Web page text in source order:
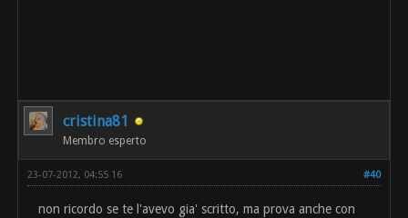
cristina81
Membro esperto
#40
23-07-2012, 04:55 16
non ricordo se te l'avevo gia' scritto, ma prova anche con